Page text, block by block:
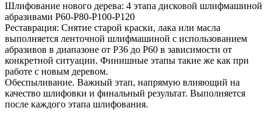
Шлифование нового дерева: 4 этапа дисковой шлифмашиной
абразивами Р60-Р80-Р100-Р120
Реставрация: Снятие старой краски, лака или масла
выполняется ленточной шлифмашиной с использованием
абразивов в диапазоне от P36 до P60 в зависимости от
конкретной ситуации. Финишные этапы такие же как при
работе с новым деревом.
Обеспыливание. Важный этап, напрямую влияющий на
качество шлифовки и финальный результат. Выполняется
после каждого этапа шлифования.